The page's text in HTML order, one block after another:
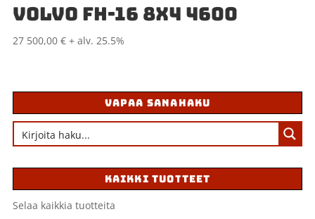
VOLVO FH-16 8X4 4600
27 500,00 € + alv. 25.5%
VAPAA SANAHAKU
KAIKKI TUOTTEET
Selaa kaikkia tuotteita